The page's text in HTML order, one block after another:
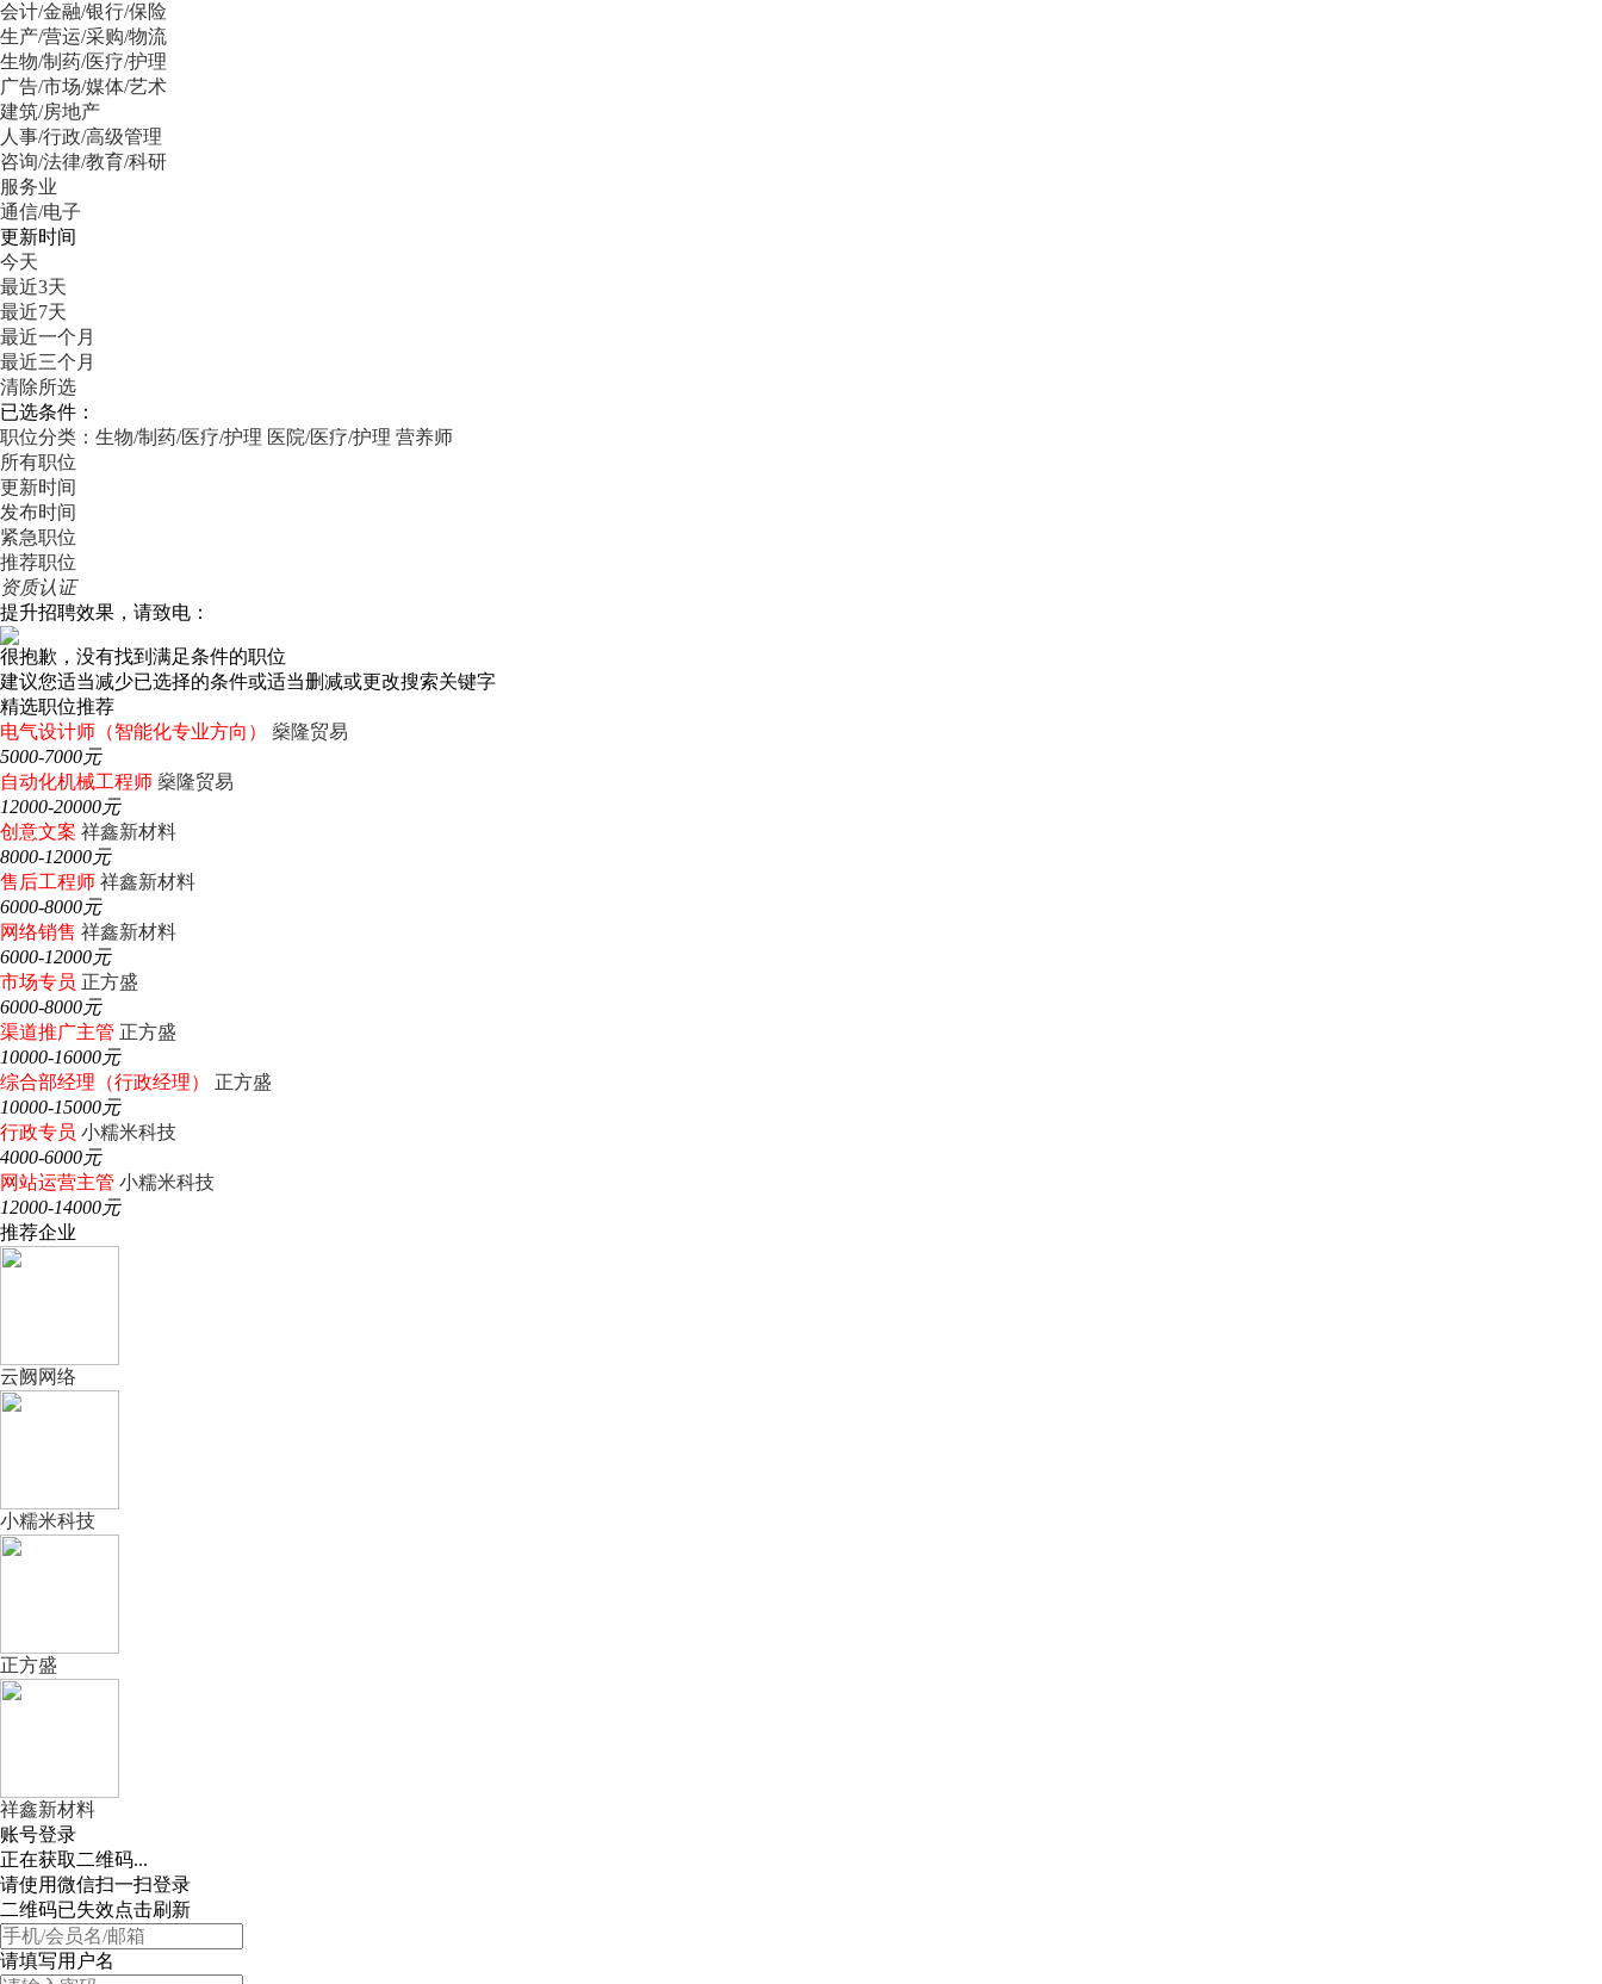
会计/金融/银行/保险
生产/营运/采购/物流
生物/制药/医疗/护理
广告/市场/媒体/艺术
建筑/房地产
人事/行政/高级管理
咨询/法律/教育/科研
服务业
通信/电子
更新时间
今天
最近3天
最近7天
最近一个月
最近三个月
清除所选
已选条件：
职位分类：生物/制药/医疗/护理 医院/医疗/护理 营养师
所有职位
更新时间
发布时间
紧急职位
推荐职位
资质认证
提升招聘效果，请致电：
很抱歉，没有找到满足条件的职位
建议您适当减少已选择的条件或适当删减或更改搜索关键字
精选职位推荐
电气设计师（智能化专业方向）
燊隆贸易
5000-7000元
自动化机械工程师 燊隆贸易
12000-20000元
创意文案 祥鑫新材料
8000-12000元
售后工程师 祥鑫新材料
6000-8000元
网络销售 祥鑫新材料
6000-12000元
市场专员 正方盛
6000-8000元
渠道推广主管 正方盛
10000-16000元
综合部经理（行政经理）
正方盛
10000-15000元
行政专员 小糯米科技
4000-6000元
网站运营主管 小糯米科技
12000-14000元
推荐企业
云阙网络
小糯米科技
正方盛
祥鑫新材料
账号登录
正在获取二维码...
请使用微信扫一扫登录
二维码已失效点击刷新
请填写用户名